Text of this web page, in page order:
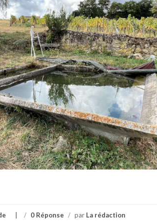
/ 0 Réponse / par La rédaction